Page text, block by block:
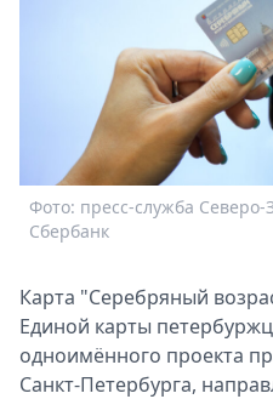
Спецпроекты
Звезды
Выборы
2026
Скачай
Metro
Фото: пресс-служба
Сбербанк
Карта "Серебряный
Единой карты
одноимённого проекта
Санкт‑Петербурга,